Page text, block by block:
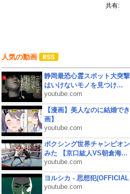
共有:
人気の動画
静岡最恐心霊スポット大突
はいけないモノを見つけ...
youtube.com
【漫画】美人なのに結婚で
画】
youtube.com
ボクシング世界チャンピオ
みた 【京口紘人VS朝倉海...
youtube.com
ヨルシカ - 思想犯
youtube.com